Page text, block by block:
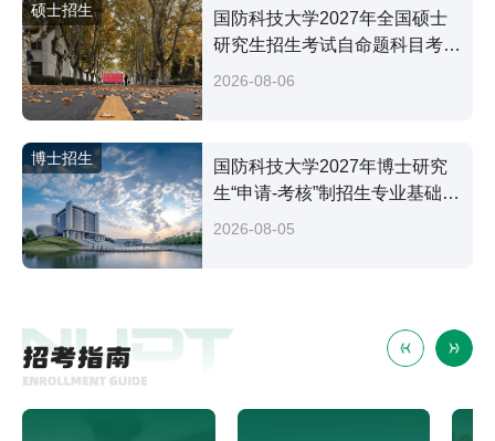
硕士招生
国防科技大学2027年全国硕士
研究生招生考试自命题科目考试
大纲
2026-08-06
博士招生
国防科技大学2027年博士研究
生“申请-考核”制招生专业基础笔
试考试大纲
2026-08-05